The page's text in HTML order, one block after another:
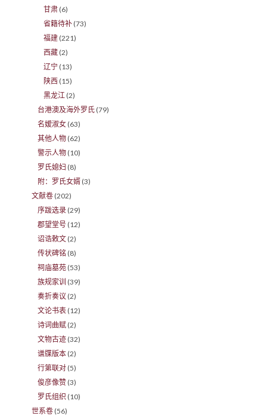
甘肃 (6)
省籍待补 (73)
福建 (221)
西藏 (2)
辽宁 (13)
陕西 (15)
黑龙江 (2)
台港澳及海外罗氏 (79)
名嫒淑女 (63)
其他人物 (62)
警示人物 (10)
罗氏媳妇 (8)
附：罗氏女婿 (3)
文献卷 (202)
序跋选录 (29)
郡望堂号 (12)
诏诰敕文 (2)
传状碑铭 (8)
祠庙墓苑 (53)
族规家训 (39)
奏折奏议 (2)
文论书表 (12)
诗词曲赋 (2)
文物古迹 (32)
谱牒版本 (2)
行第联对 (5)
俊彦像赞 (3)
罗氏组织 (10)
世系卷 (56)